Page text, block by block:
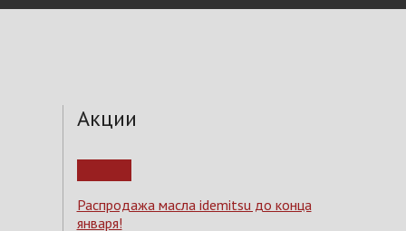
Акции
Распродажа масла idemitsu до конца
января!